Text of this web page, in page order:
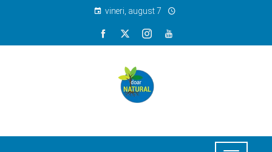
vineri, august 7